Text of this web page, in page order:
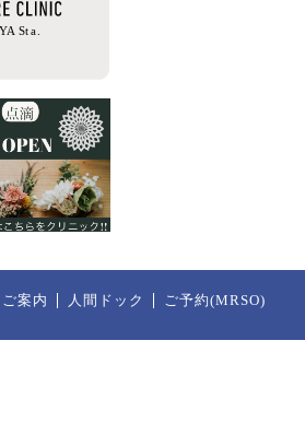
案内 人間ドック ご予約(MRSO)